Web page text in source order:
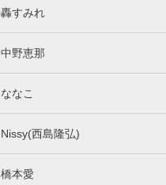
轟すみれ
中野恵那
ななこ
Nissy(西島隆弘)
橋本愛